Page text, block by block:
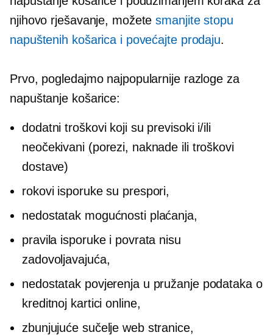
njihovo rješavanje, možetesmanjite stopu
napuštenih košarica i povećajte prodaju.
Prvo, pogledajmo najpopularnije razloge za
napuštanje košarice:
dodatni troškovi koji su previsoki i/ili
neočekivani (porezi, naknade ili troškovi
dostave)
rokovi isporuke su prespori,
nedostatak mogućnosti plaćanja,
pravila isporuke i povrata nisu
zadovoljavajuća,
nedostatak povjerenja u pružanje podataka o
kreditnoj kartici online,
zbunjujuće sučelje web stranice,